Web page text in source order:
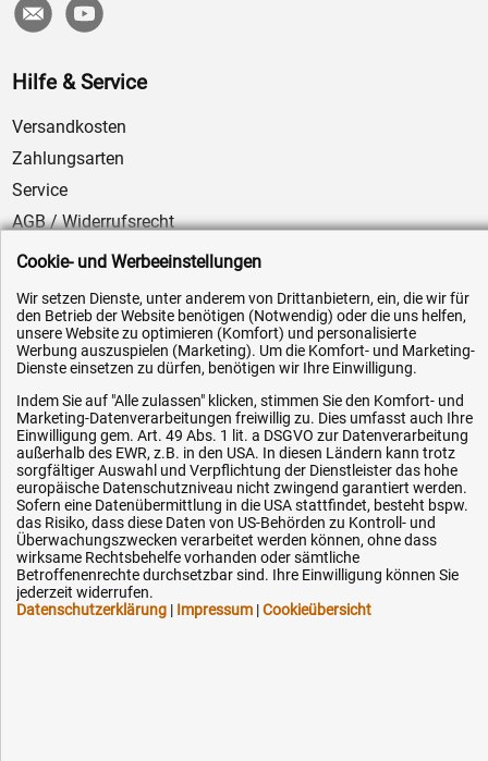
Hilfe & Service
Versandkosten
Zahlungsarten
Service
AGB / Widerrufsrecht
Datenschutz
Karriere
OEM-Ersatzteile
Technik-Hilfe
Downloads
Kontakt
Ihre Hytec-Hydraulik Vorteile
Schneller Versand, meist am selben Tag
Versandkostenfrei ab 150 EUR (innerhalb DE)
Lieferung auf Rechnung (abhängig vom Wert)
Cookie- und Werbeeinstellungen
Wir setzen Dienste, unter anderem von Drittanbietern, ein, die wir für
den Betrieb der Website benötigen (Notwendig) oder die uns helfen,
unsere Website zu optimieren (Komfort) und personalisierte
Werbung auszuspielen (Marketing). Um die Komfort- und Marketing-
Dienste einsetzen zu dürfen, benötigen wir Ihre Einwilligung.
Indem Sie auf "Alle zulassen" klicken, stimmen Sie den Komfort- und
Marketing-Datenverarbeitungen freiwillig zu. Dies umfasst auch Ihre
Einwilligung gem. Art. 49 Abs. 1 lit. a DSGVO zur Datenverarbeitung
außerhalb des EWR, z.B. in den USA. In diesen Ländern kann trotz
sorgfältiger Auswahl und Verpflichtung der Dienstleister das hohe
europäische Datenschutzniveau nicht zwingend garantiert werden.
Sofern eine Datenübermittlung in die USA stattfindet, besteht bspw.
das Risiko, dass diese Daten von US-Behörden zu Kontroll- und
Überwachungszwecken verarbeitet werden können, ohne dass
wirksame Rechtsbehelfe vorhanden oder sämtliche
Betroffenenrechte durchsetzbar sind. Ihre Einwilligung können Sie
jederzeit widerrufen.
Datenschutzerklärung | Impressum |Cookieübersicht